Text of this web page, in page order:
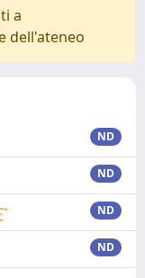
a
dell'ateneo
ND
ND
ND
ND